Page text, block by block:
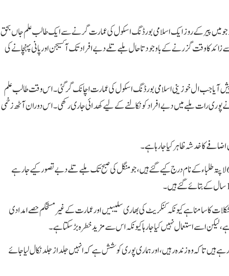
میں پیر کے روز ایک اسلامی بورڈنگ اسکول کی عمارت گرنے سے ایک طالب علم جاں بحق
65 طلباء ملبے تلے دب گئے ہیں۔ ریسکیو ٹیمیں 12 گھنٹے سے زائد کا وقت گزرنے کے باوجود تاحال ملبے تلے دبے افراد تک آکسیجن اور پانی پہنچانے کی
آیا جب ال خوزینی اسلامی بورڈنگ اسکول کی عمارت اچانک گر گئی۔ اس وقت طالب علم
پوری رات ملبے میں دبے افراد کو نکالنے کے لیے کھدائی جاری رکھی۔ اس دوران آٹھ زخمی
کا خدشہ ظاہر کیا جا رہا ہے۔
اسکول کے احاطے میں قائم کمانڈ پوسٹ میں ایک نوٹس بورڈ پر 65 لاپتہ طلباء کے نام درج کیے گئے ہیں، جو منگل کی صبح تک ملبے تلے دبے تصور کیے جا رہے
کا سامنا ہے کیونکہ کنکریٹ کی بھاری سلیبیں اور عمارت کے غیر مستحکم حصے امدادی
اسے استعمال نہیں کیا جا رہا کیونکہ اس سے مزید خطرہ بڑ سکتا ہے۔
رہے ہیں تاکہ وہ زندہ رہیں، اور ہماری پوری کوشش ہے کہ انہیں جلد از جلد نکال لیا جائے